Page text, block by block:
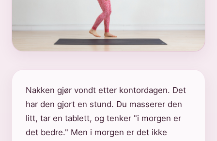
Nakken gjør vondt etter kontordagen. Det
har den gjort en stund. Du masserer den
litt, tar en tablett, og tenker "i morgen er
det bedre." Men i morgen er det ikke